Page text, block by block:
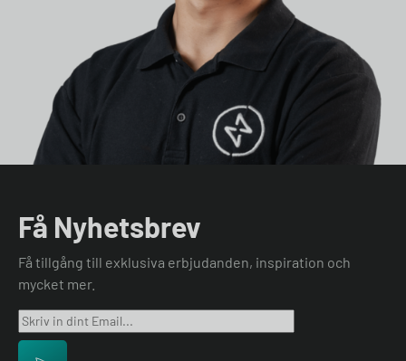
Få Nyhetsbrev
Få tillgång till exklusiva erbjudanden, inspiration och
mycket mer.